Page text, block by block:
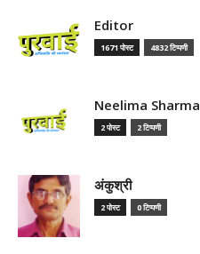
Editor
1671 पोस्ट 4832 टिप्पणी
Neelima Sharma
2 पोस्ट 2 टिप्पणी
अंकुश्री
2 पोस्ट 0 टिप्पणी